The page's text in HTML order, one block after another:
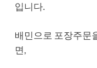
입니다.
배민으로 포장주문
면,